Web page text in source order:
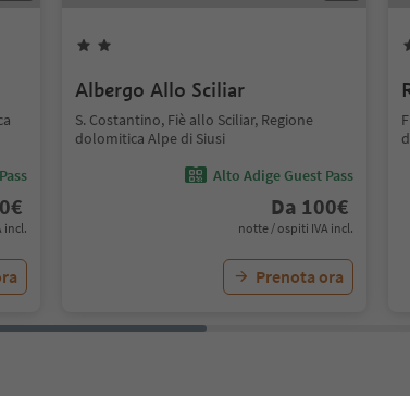
€
incl.
Albergo Allo Sciliar
S. Costantino, Fiè allo Sciliar, Regione
dolomitica Alpe di Siusi
Alto Adige Guest Pass
Da 100€
notte / ospiti IVA incl.
Prenota ora